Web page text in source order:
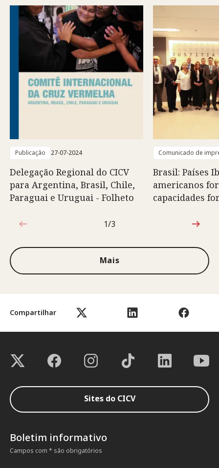
Compartilhar
Publicação 27-07-2024
Delegação Regional do CICV
para Argentina, Brasil, Chile,
Paraguai e Uruguai - Folheto
Comunicado de
Brasil: Países
americanos
capacidades
1 de 3
1/3
Mais
Sites do CICV
Boletim informativo
Campos com * são obrigatórios